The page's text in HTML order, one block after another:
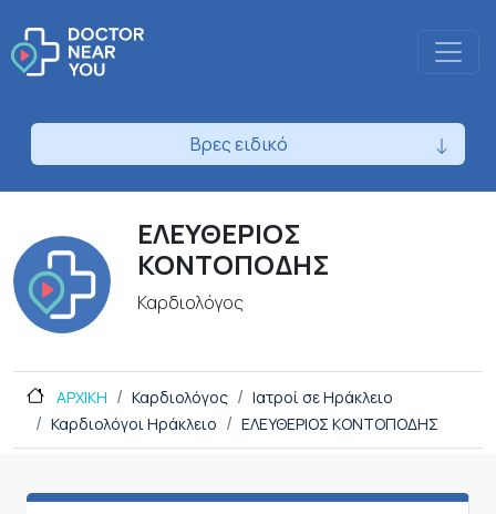
Βρες ειδικό
ΕΛΕΥΘΕΡΙΟΣ
ΚΟΝΤΟΠΟΔΗΣ
Καρδιολόγος
ΑΡΧΙΚΗ Καρδιολόγος
Ιατροί σε Ηράκλειο
Καρδιολόγοι Ηράκλειο
ΕΛΕΥΘΕΡΙΟΣ ΚΟΝΤΟΠΟΔΗΣ